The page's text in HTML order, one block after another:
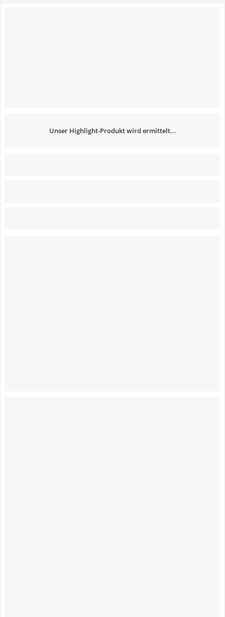
Unser Highlight-Produkt wird ermittelt...